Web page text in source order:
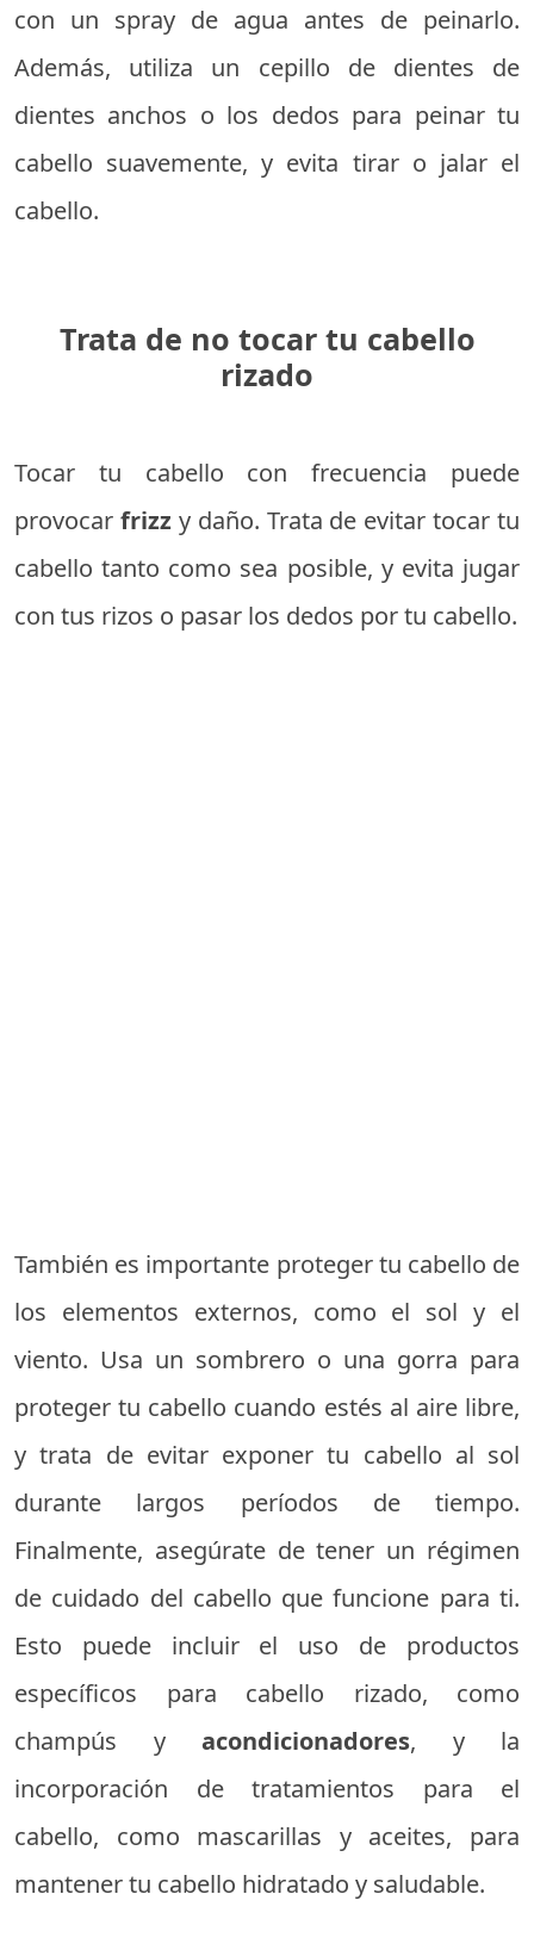
con un spray de agua antes de peinarlo.
Además, utiliza un cepillo de dientes de
dientes anchos o los dedos para peinar tu
cabello suavemente, y evita tirar o jalar el
cabello.
Trata de no tocar tu cabello
rizado
Tocar tu cabello con frecuencia puede
provocar frizz y daño. Trata de evitar tocar tu
cabello tanto como sea posible, y evita jugar
con tus rizos o pasar los dedos por tu cabello.
También es importante proteger tu cabello de
los elementos externos, como el sol y el
viento. Usa un sombrero o una gorra para
proteger tu cabello cuando estés al aire libre,
y trata de evitar exponer tu cabello al sol
durante largos períodos de tiempo.
Finalmente, asegúrate de tener un régimen
de cuidado del cabello que funcione para ti.
Esto puede incluir el uso de productos
específicos para cabello rizado, como
champús y acondicionadores, y la
incorporación de tratamientos para el
cabello, como mascarillas y aceites, para
mantener tu cabello hidratado y saludable.